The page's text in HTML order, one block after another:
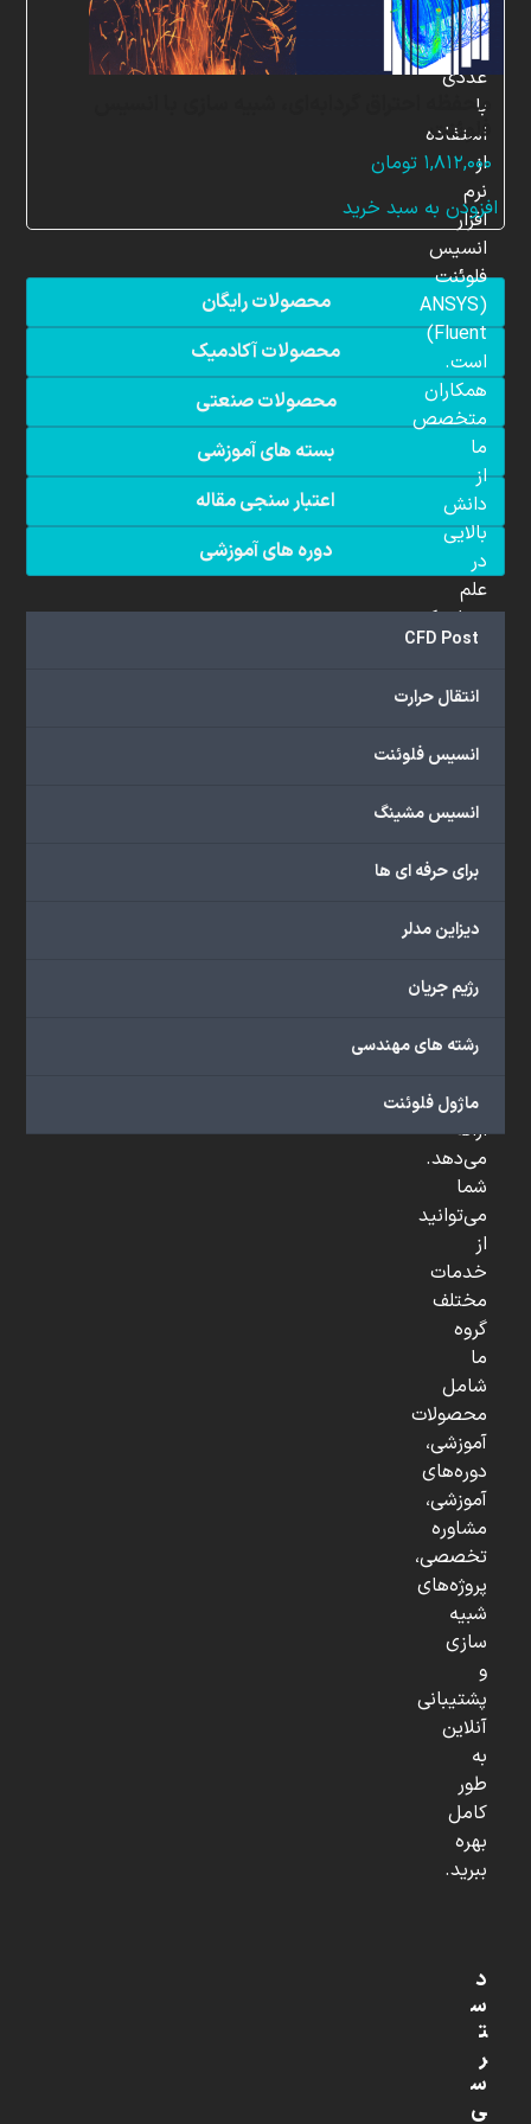
محفظه احتراق گردابه‌ای، شبیه سازی با انسیس
فلوئنت
۱,۸۱۲,۰۰۰ تومان
افزودن به سبد خرید
محصولات رایگان
محصولات آکادمیک
محصولات صنعتی
بسته های آموزشی
اعتبار سنجی مقاله
دوره های آموزشی
CFD Post
انتقال حرارت
انسیس فلوئنت
انسیس مشینگ
برای حرفه ای ها
دیزاین مدلر
رژیم جریان
رشته های مهندسی
ماژول فلوئنت
شبیه
سازی
عددی
با
استفاده
از
نرم
افزار
انسیس
فلوئنت
(ANSYS
Fluent)
است.
همکاران
متخصص
ما
از
دانش
بالایی
در
علم
دینامیک
سیالات
(CFD)
هستند.
ما
گسترده‌ای
با
دانشگاهی،
صنعتی
...
ارائه
می‌دهد.
شما
می‌توانید
از
خدمات
مختلف
گروه
ما
شامل
محصولات
آموزشی،
دوره‌های
آموزشی،
مشاوره
تخصصی،
پروژه‌های
شبیه
سازی
و
پشتیبانی
آنلاین
به
طور
کامل
بهره
ببرید.
د
س
ت
ر
س
ی